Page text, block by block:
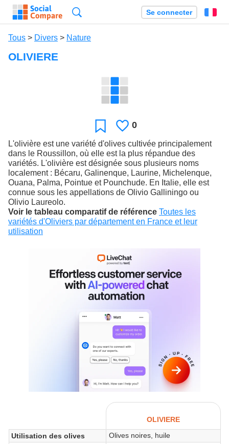
Se connecter
Tous > Divers > Nature
OLIVIERE
Favori J'aime
0
L'olivière est une variété d'olives cultivée principalement
dans le Roussillon, où elle est la plus répandue des
variétés. L'olivière est désignée sous plusieurs noms
localement : Bécaru, Galinenque, Laurine, Michelenque,
Ouana, Palma, Pointue et Pounchude. En Italie, elle est
connue sous les appellations de Olivio Galliningo ou
Olivio Laureolo.
Voir le tableau comparatif de référence Toutes les
variétés d'Oliviers par département en France et leur
utilisation
OLIVIERE
Utilisation des olives
Olives noires, huile